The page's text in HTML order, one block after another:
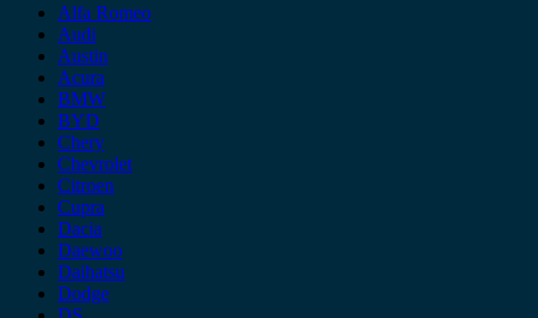
Alfa Romeo
Audi
Austin
Acura
BMW
BYD
Chery
Chevrolet
Citroen
Cupra
Dacia
Daewoo
Daihatsu
Dodge